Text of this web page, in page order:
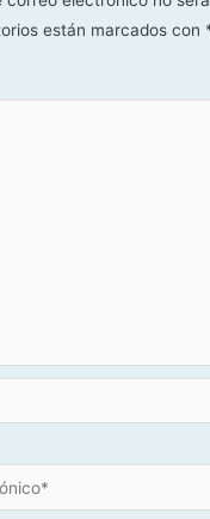
están marcados con